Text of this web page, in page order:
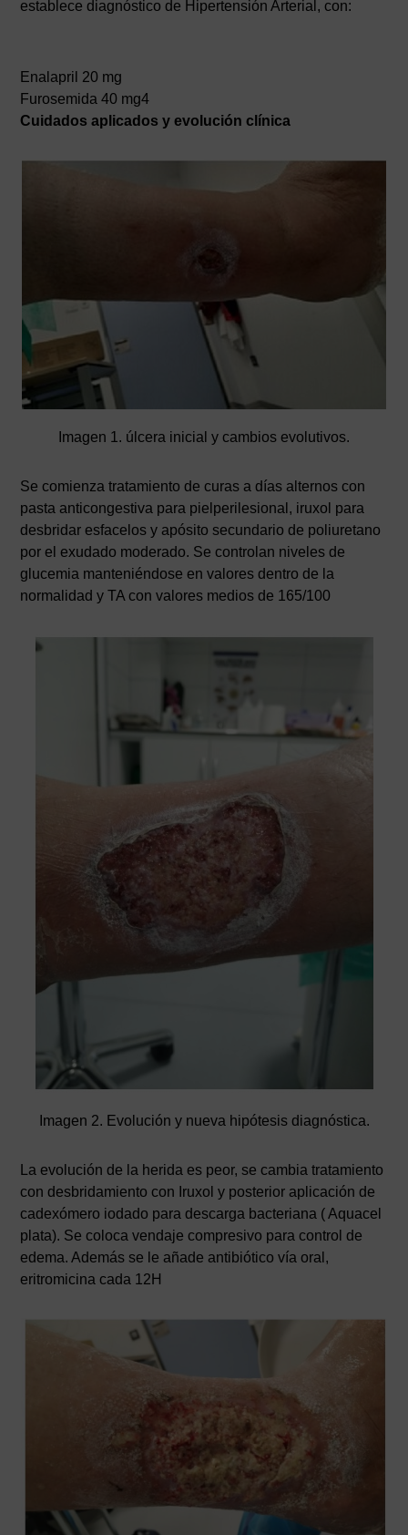
establece diagnóstico de Hipertensión Arterial, con:
Enalapril 20 mg
Furosemida 40 mg4
Cuidados aplicados y evolución clínica
Imagen 1. úlcera inicial y cambios evolutivos.
Se comienza tratamiento de curas a días alternos con
pasta anticongestiva para pielperilesional, iruxol para
desbridar esfacelos y apósito secundario de poliuretano
por el exudado moderado. Se controlan niveles de
glucemia manteniéndose en valores dentro de la
normalidad y TA con valores medios de 165/100
Imagen 2. Evolución y nueva hipótesis diagnóstica.
La evolución de la herida es peor, se cambia tratamiento
con desbridamiento con Iruxol y posterior aplicación de
cadexómero iodado para descarga bacteriana ( Aquacel
plata). Se coloca vendaje compresivo para control de
edema. Además se le añade antibiótico vía oral,
eritromicina cada 12H